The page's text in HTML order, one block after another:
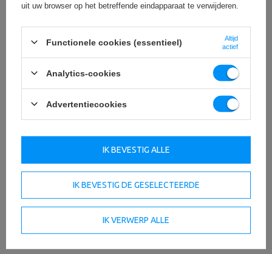
uit uw browser op het betreffende eindapparaat te verwijderen.
Functionele cookies (essentieel)
Altijd
actief
Analytics-cookies
Advertentiecookies
IK BEVESTIG DE GESELECTEERDE
IK VERWERP ALLE
IK BEVESTIG ALLE